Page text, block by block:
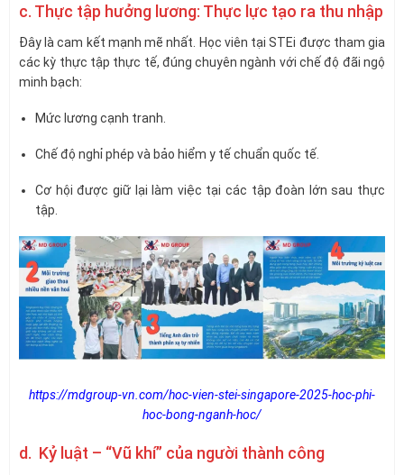
c. Thực tập hưởng lương: Thực lực tạo ra thu nhập
Đây là cam kết mạnh mẽ nhất. Học viên tại STEi được tham gia
các kỳ thực tập thực tế, đúng chuyên ngành với chế độ đãi ngộ
minh bạch:
Mức lương cạnh tranh.
Chế độ nghỉ phép và bảo hiểm y tế chuẩn quốc tế.
Cơ hội được giữ lại làm việc tại các tập đoàn lớn sau thực
tập.
https://mdgroup-vn.com/hoc-vien-stei-singapore-2025-hoc-phi-
hoc-bong-nganh-hoc/
d. Kỷ luật – “Vũ khí” của người thành công